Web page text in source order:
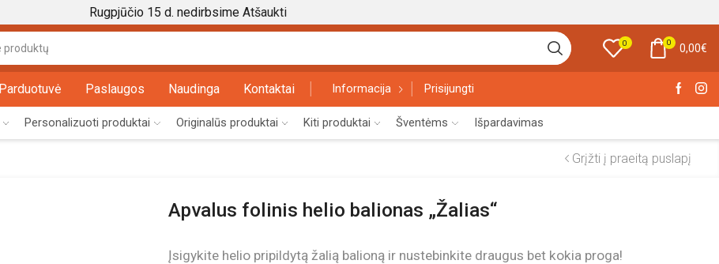
Rugpjūčio 15 d. nedirbsime Atšaukti
input
0 0 0,00€
Parduotuvė Paslaugos Naudinga Kontaktai Informacija Prisijungti
Personalizuoti produktai Originalūs produktai Kiti produktai Šventėms Išpardavimas
Grįžti į praeitą puslapį
Apvalus folinis helio balionas „Žalias“
Įsigykite helio pripildytą žalią balioną ir nustebinkite draugus bet kokia proga!